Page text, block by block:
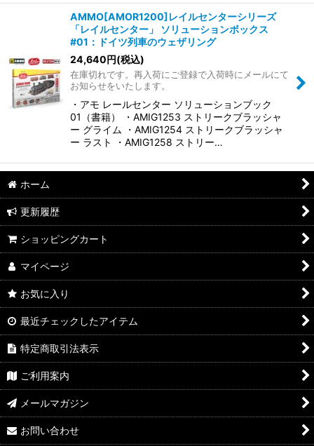
AMMO[AMOR1200]レイルセンターシリーズ
「レイルセンター」 ソリューションボックス
#01：ドイツ列車のウェザリング
24,640円(税込)
在庫切れです。再入荷にご登録で入荷時にメールにて
お知らせをいたします。
・アモ レールセンター ソリューションブック
01（書籍） ・AMIG1253 ストリークブラッシャ
ー グライム ・AMIG1254 ストリークブラッシャ
ー ラスト ・AMIG1258 ストリー…
ホーム
更新履歴
ショッピングカート
マイページ
お気に入り
最近チェックしたアイテム
特定商取引法表示
ご利用案内
メールマガジン
お問い合わせ